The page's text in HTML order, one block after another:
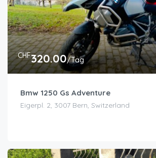
CHF320.00/Tag
Bmw 1250 Gs Adventure
Eigerpl. 2, 3007 Bern, Switzerland